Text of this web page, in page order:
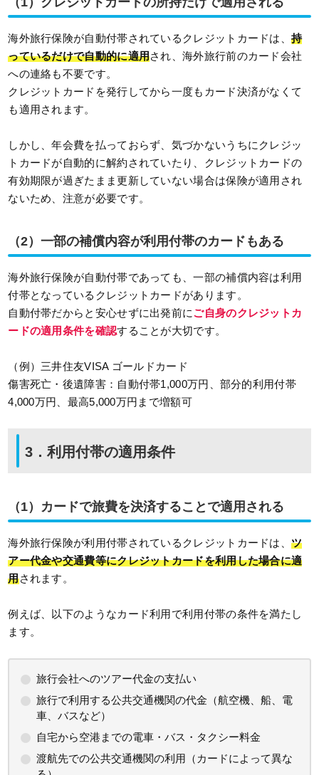
海外旅行保険が自動付帯されているクレジットカードは、持
っているだけで自動的に適用され、海外旅行前のカード会社
への連絡も不要です。
クレジットカードを発行してから一度もカード決済がなくて
も適用されます。
しかし、年会費を払っておらず、気づかないうちにクレジッ
トカードが自動的に解約されていたり、クレジットカードの
有効期限が過ぎたまま更新していない場合は保険が適用され
ないため、注意が必要です。
（2）一部の補償内容が利用付帯のカードもある
海外旅行保険が自動付帯であっても、一部の補償内容は利用
付帯となっているクレジットカードがあります。
自動付帯だからと安心せずに出発前にご自身のクレジットカ
ードの適用条件を確認することが大切です。
（例）三井住友VISA ゴールドカード
傷害死亡・後遺障害：自動付帯1,000万円、部分的利用付帯
4,000万円、最高5,000万円まで増額可
3．利用付帯の適用条件
（1）カードで旅費を決済することで適用される
海外旅行保険が利用付帯されているクレジットカードは、ツ
アー代金や交通費等にクレジットカードを利用した場合に適
用されます。
例えば、以下のようなカード利用で利用付帯の条件を満たし
ます。
旅行会社へのツアー代金の支払い
旅行で利用する公共交通機関の代金（航空機、船、電
車、バスなど）
自宅から空港までの電車・バス・タクシー料金
渡航先での公共交通機関の利用（カードによって異な